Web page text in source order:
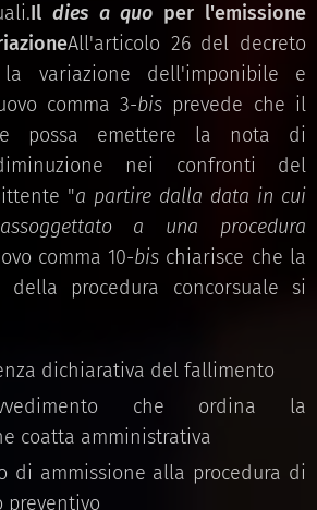
Ildies a quoper l'emissione
All'articolo 26 del decreto
variazione dell'imponibile e
comma 3-bis prevede che il
possa emettere la nota di
nei confronti del
"a partire dalla data in cui
a una procedura
comma 10-bis chiarisce che la
procedura concorsuale si
dichiarativa del fallimento
che ordina la
coatta amministrativa
di ammissione alla procedura di
preventivo